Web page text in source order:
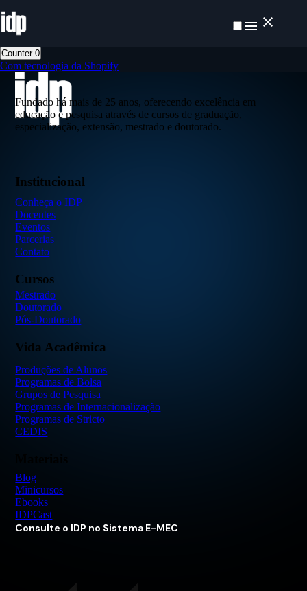
Counter 0
Com tecnologia da Shopify
Fundado há mais de 25 anos, oferecendo excelência em
educação e pesquisa através de cursos de graduação,
especialização, extensão, mestrado e doutorado.
Institucional
Conheça o IDP
Docentes
Eventos
Parcerias
Contato
Cursos
Mestrado
Doutorado
Pós-Doutorado
Vida Acadêmica
Produções de Alunos
Programas de Bolsa
Grupos de Pesquisa
Programas de Internacionalização
Programas de Stricto
CEDIS
Blog
Minicursos
Ebooks
IDPCast
Consulte o IDP no Sistema E-MEC